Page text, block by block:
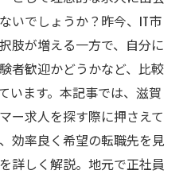
いでしょうか？昨今、IT市
肢が増える一方で、自分に
者歓迎かどうかなど、比較
います。本記事では、滋賀
ー求人を探す際に押さえて
効率良く希望の転職先を見
詳しく解説。地元で正社員